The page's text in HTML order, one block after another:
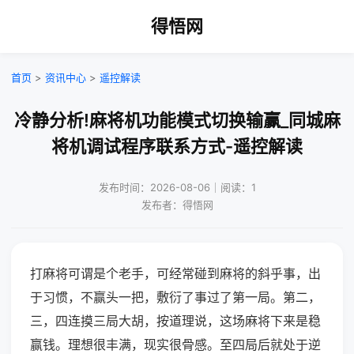
得悟网
首页 > 资讯中心 > 遥控解读
冷静分析!麻将机功能模式切换输赢_同城麻
将机调试程序联系方式-遥控解读
发布时间：2026-08-06｜阅读：1
发布者：得悟网
打麻将可谓是个老手，可经常碰到麻将的斜乎事，出
于习惯，不赢头一把，敷衍了事过了第一局。第二，
三，四连摸三局大胡，按道理说，这场麻将下来是稳
赢钱。理想很丰满，现实很骨感。至四局后就处于逆